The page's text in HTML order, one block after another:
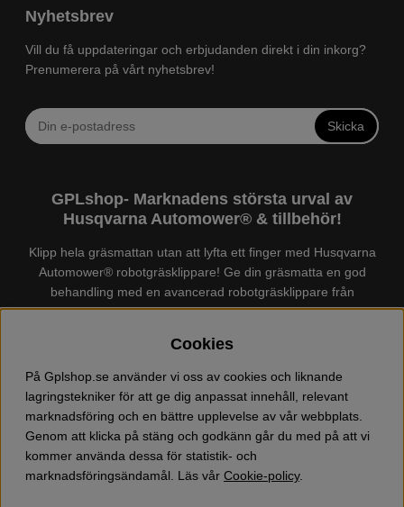
Nyhetsbrev
Vill du få uppdateringar och erbjudanden direkt i din inkorg?
Prenumerera på vårt nyhetsbrev!
Skicka
GPLshop- Marknadens största urval av
Husqvarna Automower® & tillbehör!
Klipp hela gräsmattan utan att lyfta ett finger med Husqvarna
Automower® robotgräsklippare! Ge din gräsmatta en god
behandling med en avancerad robotgräsklippare från
Husqvarna. Det finns enHusqvarna Automower®för just din
marknadens största urval av tillbehör och reservdelar till
Husqvarna Automower® och GARDENA. Vi säljer även
Husqvarna skog och trädgårdsprodukter så som:
motorsågskläder och skor, grästrimmer, röjsåg, häcksax,
jordfräs, lövblås, högtryckstvätt, dammsugare, snöslunga,
kapmaskin, yxa, leksaker, olja mm. Välkommen till oss!
Cookies
På Gplshop.se använder vi oss av cookies och liknande
lagringstekniker för att ge dig anpassat innehåll, relevant
marknadsföring och en bättre upplevelse av vår webbplats.
Genom att klicka på stäng och godkänn går du med på att vi
kommer använda dessa för statistik- och
marknadsföringsändamål. Läs vår Cookie-policy.